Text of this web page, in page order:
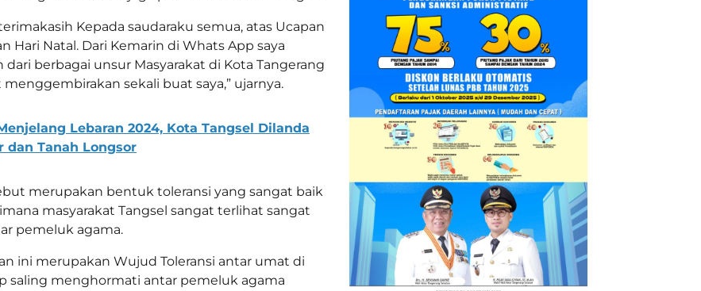
Kepada saudaraku semua, atas Ucapan
Hari Natal. Dari Kemarin di Whats App saya
berbagai unsur Masyarakat di Kota Tangerang
menggembirakan sekali buat saya,” ujarnya.
Lebaran 2024, Kota Tangsel Dilanda
dan Tanah Longsor
merupakan bentuk toleransi yang sangat baik
masyarakat Tangsel sangat terlihat sangat
pemeluk agama.
ini merupakan Wujud Toleransi antar umat di
saling menghormati antar pemeluk agama